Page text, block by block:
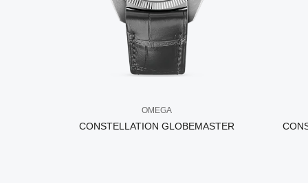
OMEGA
CONSTELLATION GLOBEMASTER